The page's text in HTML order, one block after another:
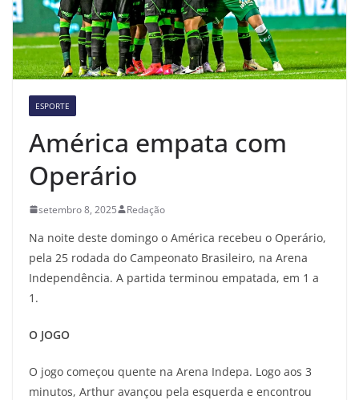
ESPORTE
América empata com
Operário
setembro 8, 2025 Redação
Na noite deste domingo o América recebeu o Operário,
pela 25 rodada do Campeonato Brasileiro, na Arena
Independência. A partida terminou empatada, em 1 a
1.
O JOGO
O jogo começou quente na Arena Indepa. Logo aos 3
minutos, Arthur avançou pela esquerda e encontrou